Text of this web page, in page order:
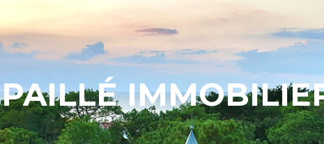
PAILLÉ